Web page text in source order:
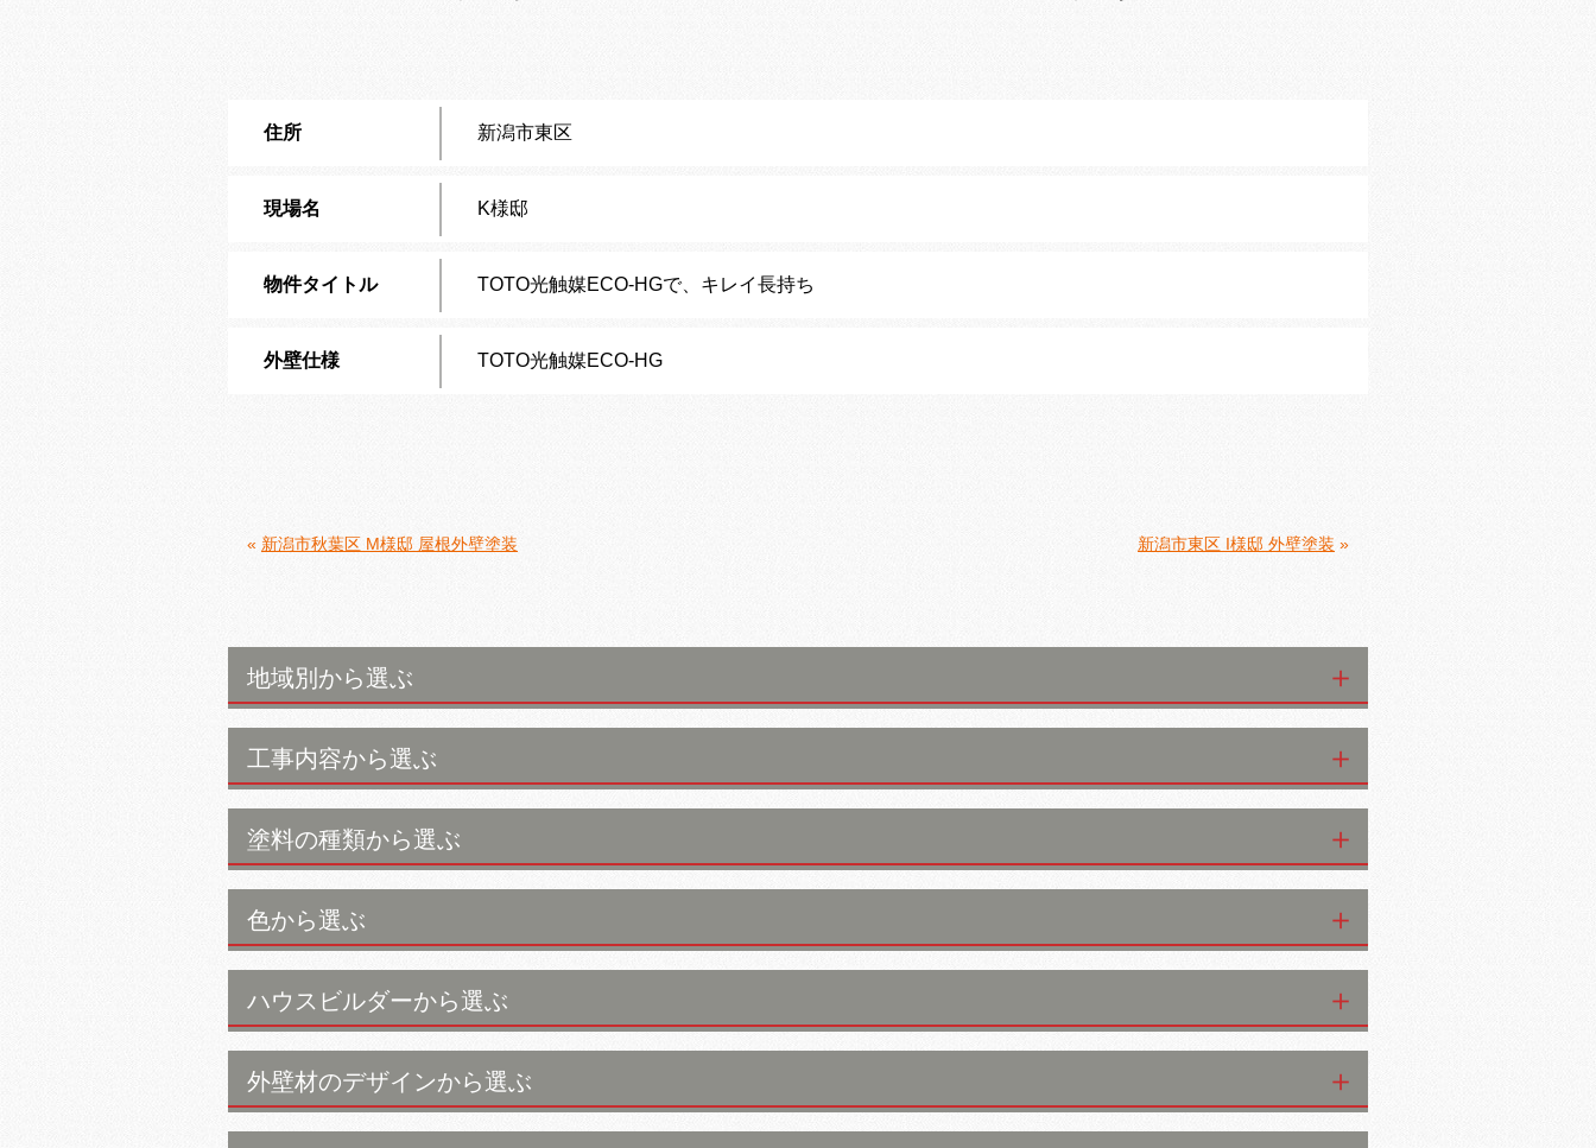
住所 新潟市東区
現場名 K様邸
物件タイトル TOTO光触媒ECO-HGで、キレイ長持ち
外壁仕様 TOTO光触媒ECO-HG
« 新潟市秋葉区 M様邸 屋根外壁塗装 新潟市東区 I様邸 外壁塗装 »
地域別から選ぶ
工事内容から選ぶ
塗料の種類から選ぶ
色から選ぶ
ハウスビルダーから選ぶ
外壁材のデザインから選ぶ